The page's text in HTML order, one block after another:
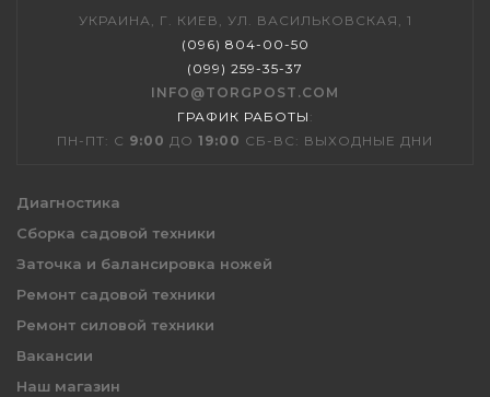
УКРАИНА, Г. КИЕВ, УЛ. ВАСИЛЬКОВСКАЯ, 1
(096) 804-00-50
(099) 259-35-37
INFO@TORGPOST.COM
ГРАФИК РАБОТЫ :
ПН-ПТ: С 9:00 ДО 19:00 СБ-ВС: ВЫХОДНЫЕ ДНИ
Диагностика
Сборка садовой техники
Заточка и балансировка ножей
Ремонт садовой техники
Ремонт силовой техники
Вакансии
Наш магазин